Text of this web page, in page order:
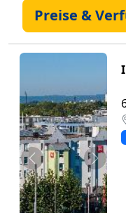
Preise &
Zurück Weiter